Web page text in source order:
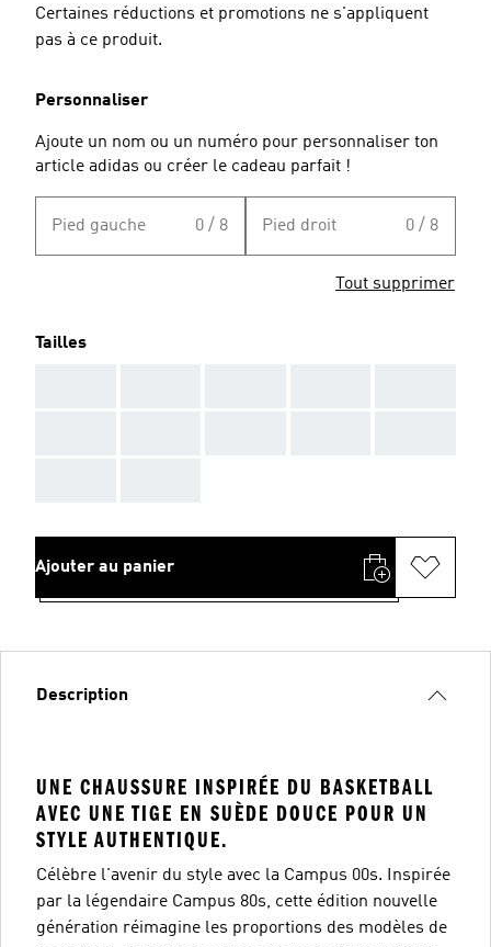
Certaines réductions et promotions ne s'appliquent
pas à ce produit.
Personnaliser
Ajoute un nom ou un numéro pour personnaliser ton
article adidas ou créer le cadeau parfait !
Pied gauche 0 / 8 Pied droit 0 / 8
Tout supprimer
Tailles
Ajouter au panier
Description
UNE CHAUSSURE INSPIRÉE DU BASKETBALL
AVEC UNE TIGE EN SUÈDE DOUCE POUR UN
STYLE AUTHENTIQUE.
Célèbre l'avenir du style avec la Campus 00s. Inspirée
par la légendaire Campus 80s, cette édition nouvelle
génération réimagine les proportions des modèles de